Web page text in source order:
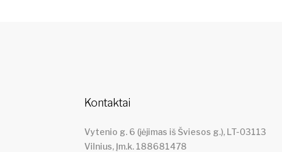
Kontaktai
Vytenio g. 6 (įėjimas iš Šviesos g.), LT-03113
Vilnius, Įm.k. 188681478